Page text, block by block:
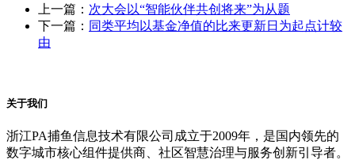
上一篇： 次大会以“智能伙伴共创将来”为从题
下一篇：
同类平均以基金净值的比来更新日为起点计较
由
关于我们
浙江PA捕鱼信息技术有限公司成立于2009年，是国内领先的
数字城市核心组件提供商、社区智慧治理与服务创新引导者。